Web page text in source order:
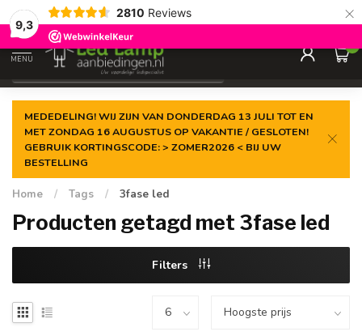
9,3
2810 Reviews ×
Gegarandeerde delaagste prijs
MENU
0
MEDEDELING! WIJ ZIJN VAN DONDERDAG 13 JULI TOT EN
MET ZONDAG 16 AUGUSTUS OP VAKANTIE / GESLOTEN!
GEBRUIK KORTINGSCODE: > ZOMER2026 < BIJ UW
BESTELLING
Home / Tags / 3fase led
Producten getagd met 3fase led
Filters